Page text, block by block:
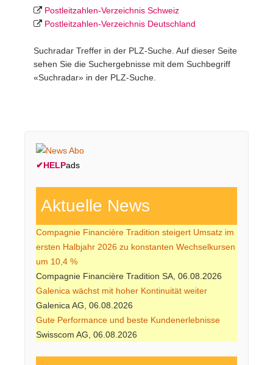
Postleit­zahlen-Ver­zeich­nis Schweiz
Postleit­zahlen-Ver­zeich­nis Deutschland
Suchradar Treffer in der PLZ-Suche. Auf dieser Seite
sehen Sie die Suchergebnisse mit dem Suchbegriff
«Suchradar» in der PLZ-Suche.
✔HELPads
Aktuelle News
Compagnie Financière Tradition steigert Umsatz im
ersten Halbjahr 2026 zu konstanten Wechselkursen
um 10,4 %
Compagnie Financière Tradition SA, 06.08.2026
Galenica wächst mit hoher Kontinuität weiter
Galenica AG, 06.08.2026
Gute Performance und beste Kundenerlebnisse
Swisscom AG, 06.08.2026